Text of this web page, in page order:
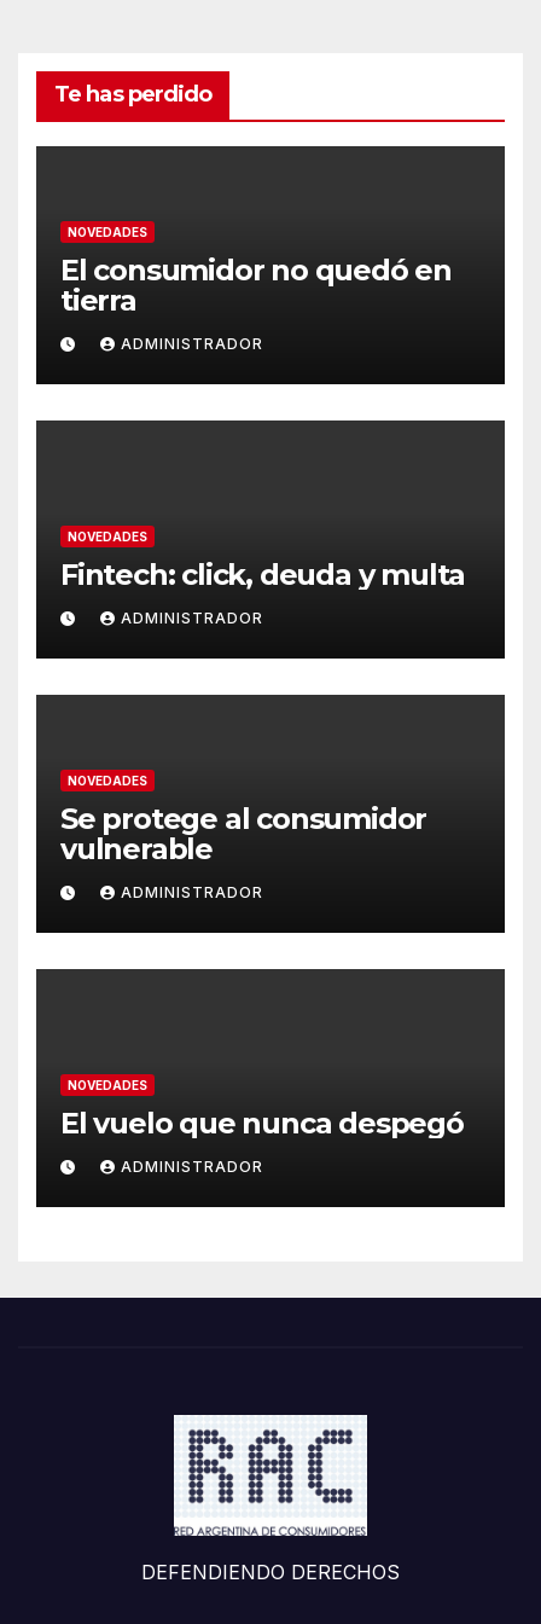
Te has perdido
NOVEDADES
El consumidor no quedó en
tierra
ADMINISTRADOR
NOVEDADES
Fintech: click, deuda y multa
ADMINISTRADOR
NOVEDADES
Se protege al consumidor
vulnerable
ADMINISTRADOR
NOVEDADES
El vuelo que nunca despegó
ADMINISTRADOR
DEFENDIENDO DERECHOS